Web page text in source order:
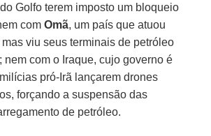
Golfo terem imposto um bloqueio
comOmã, um país que atuou
viu seus terminais de petróleo
nem com o Iraque, cujo governo é
pró-Irã lançarem drones
forçando a suspensão das
de petróleo.